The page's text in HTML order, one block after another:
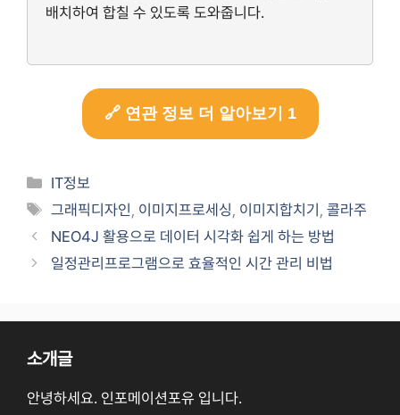
배치하여 합칠 수 있도록 도와줍니다.
🔗 연관 정보 더 알아보기 1
Categories
IT정보
Tags
그래픽디자인 이미지프로세싱 이미지합치기 ,콜라주
NEO4J 활용으로 데이터 시각화 쉽게 하는 방법
일정관리프로그램으로 효율적인 시간 관리 비법
소개글
안녕하세요. 인포메이션포유 입니다.